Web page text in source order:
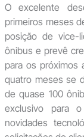
O excelente
primeiros meses
posição de vice-
ônibus e prevê
para os próximos
quatro meses se
de quase 100
exclusivo para
novidades